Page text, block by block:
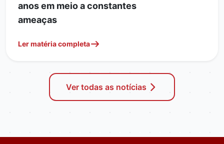
anos em meio a constantes
ameaças
Ler matéria completa
Ver todas as notícias